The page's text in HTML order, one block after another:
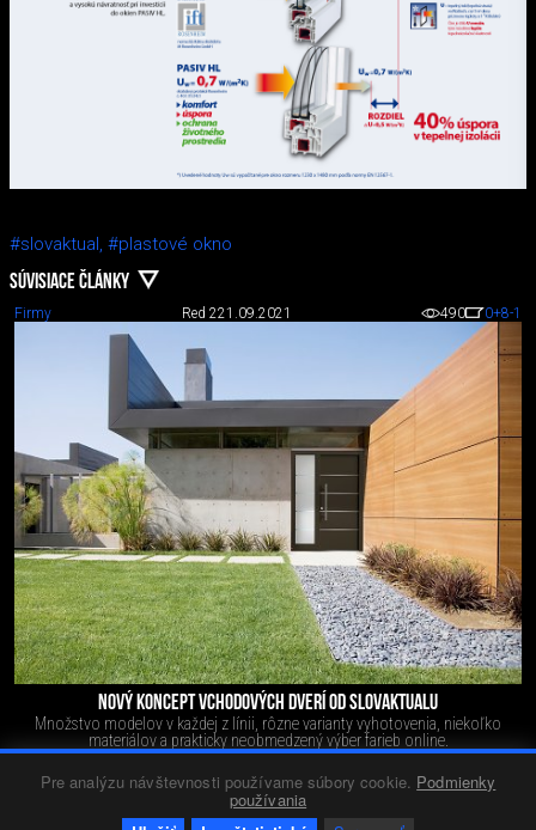
Pre analýzu návštevnosti používame súbory cookie. Podmienky
používania
#slovaktual, #plastové okno
SÚVISIACE ČLÁNKY
Firmy Red 221.09.2021 490 0+8-1
NOVÝ KONCEPT VCHODOVÝCH DVERÍ OD SLOVAKTUALU
Množstvo modelov v každej z línii, rôzne varianty vyhotovenia, niekoľko
materiálov a prakticky neobmedzený výber farieb online.